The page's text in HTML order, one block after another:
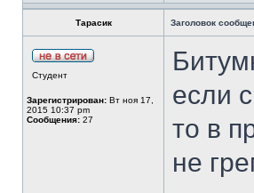
Тарасик Заголовок
Студент
Зарегистрирован: Вт ноя 17,
2015 10:37 pm
Сообщения: 27
если
то в
не